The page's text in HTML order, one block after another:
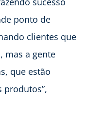
ponto de
clientes que
mas a gente
que estão
produtos”,